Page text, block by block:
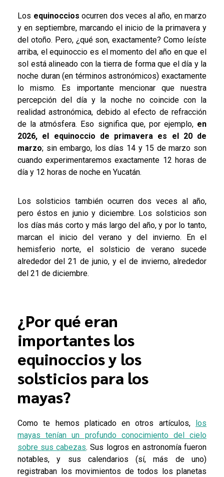
Los equinoccios ocurren dos veces al año, en marzo
y en septiembre, marcando el inicio de la primavera y
del otoño. Pero, ¿qué son, exactamente? Como leíste
arriba, el equinoccio es el momento del año en que el
sol está alineado con la tierra de forma que el día y la
noche duran (en términos astronómicos) exactamente
lo mismo. Es importante mencionar que nuestra
percepción del día y la noche no coincide con la
realidad astronómica, debido al efecto de refracción
de la atmósfera. Eso significa que, por ejemplo, en
2026, el equinoccio de primavera es el 20 de
marzo; sin embargo, los días 14 y 15 de marzo son
cuando experimentaremos exactamente 12 horas de
día y 12 horas de noche en Yucatán.
Los solsticios también ocurren dos veces al año,
pero éstos en junio y diciembre. Los solsticios son
los días más corto y más largo del año, y por lo tanto,
marcan el inicio del verano y del invierno. En el
hemisferio norte, el solsticio de verano sucede
alrededor del 21 de junio, y el de invierno, alrededor
del 21 de diciembre.
¿Por qué eran
importantes los
equinoccios y los
solsticios para los
mayas?
Como te hemos platicado en otros artículos,
los
mayas tenían un profundo conocimiento del cielo
sobre sus cabezas. Sus logros en astronomía fueron
notables, y sus calendarios (sí, más de uno)
registraban los movimientos de todos los planetas